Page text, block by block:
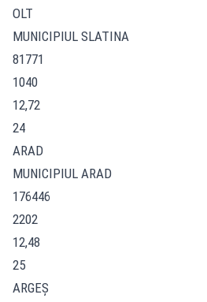
OLT
MUNICIPIUL SLATINA
81771
1040
12,72
24
ARAD
MUNICIPIUL ARAD
176446
2202
12,48
25
ARGEŞ